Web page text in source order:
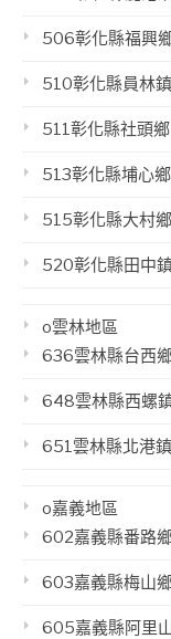
506彰化縣福興
510彰化縣員林鎮
511彰化縣社頭鄉
513彰化縣埔心鄉
515彰化縣大村鄉
520彰化縣田中
o雲林地區
636雲林縣台西
648雲林縣西螺
651雲林縣北港鎮
o嘉義地區
602嘉義縣番路
603嘉義縣梅山
605嘉義縣阿里